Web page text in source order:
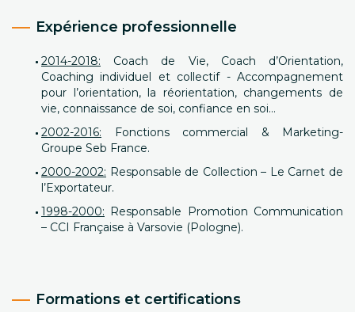
Expérience professionnelle
2014-2018: Coach de Vie, Coach d’Orientation,
Coaching individuel et collectif - Accompagnement
pour l’orientation, la réorientation, changements de
vie, connaissance de soi, confiance en soi…
2002-2016: Fonctions commercial & Marketing-
Groupe Seb France.
2000-2002: Responsable de Collection – Le Carnet de
l’Exportateur.
1998-2000: Responsable Promotion Communication
– CCI Française à Varsovie (Pologne).
Formations et certifications